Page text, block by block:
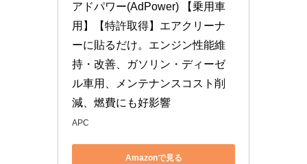
アドパワー(AdPower) 【乗用車
用】【特許取得】エアクリーナ
ーに貼るだけ。エンジン性能維
持・改善、ガソリン・ディーゼ
ル車用、メンテナンスコスト削
減、燃費にも好影響
APC
Amazonで見る